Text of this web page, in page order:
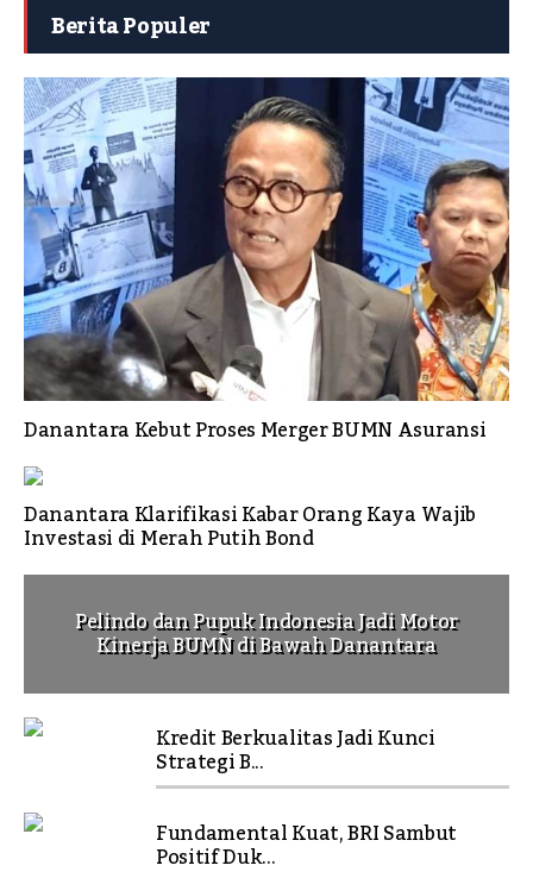
Berita Populer
Danantara Kebut Proses Merger BUMN Asuransi
Danantara Klarifikasi Kabar Orang Kaya Wajib
Investasi di Merah Putih Bond
Pelindo dan Pupuk Indonesia Jadi Motor
Kinerja BUMN di Bawah Danantara
Kredit Berkualitas Jadi Kunci
Strategi B...
Fundamental Kuat, BRI Sambut
Positif Duk...